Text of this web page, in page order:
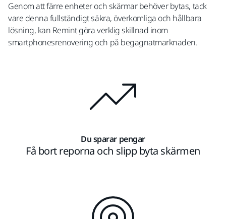
Genom att färre enheter och skärmar behöver bytas, tack
vare denna fullständigt säkra, överkomliga och hållbara
lösning, kan Remint göra verklig skillnad inom
smartphonesrenovering och på begagnatmarknaden.
Du sparar pengar
Få bort reporna och slipp byta skärmen